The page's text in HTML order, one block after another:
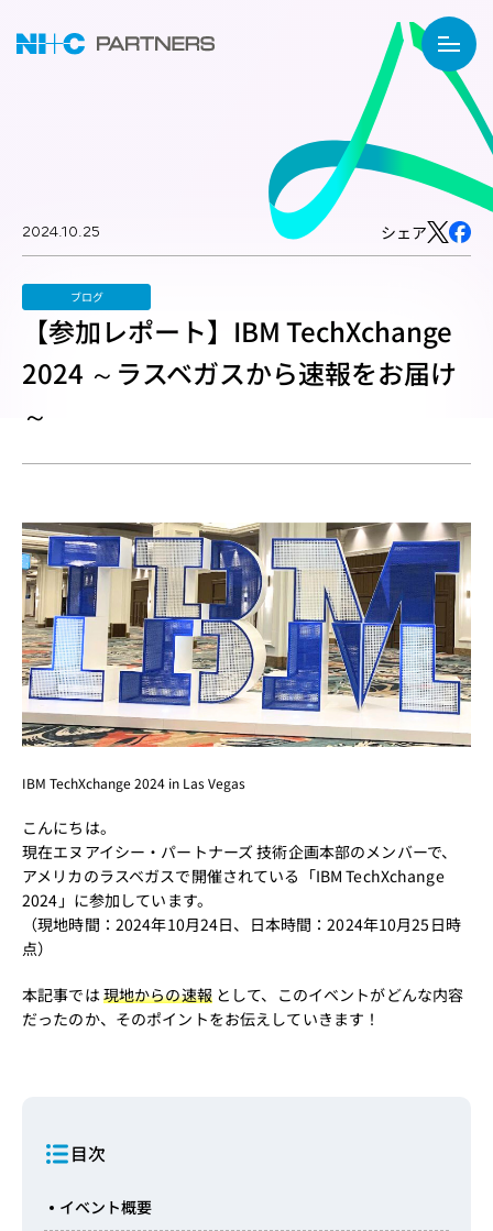
2024.10.25 シェア
ブログ
【参加レポート】IBM TechXchange
2024 ～ラスベガスから速報をお届け
～
IBM TechXchange 2024 in Las Vegas
こんにちは。
現在エヌアイシー・パートナーズ 技術企画本部のメンバーで、
アメリカのラスベガスで開催されている 「IBM TechXchange
2024」 に参加しています。
（現地時間：2024年10月24日、日本時間：2024年10月25日時
点）
本記事では現地からの速報として、このイベントがどんな内容
だったのか、そのポイントをお伝えしていきます！
目次
イベント概要